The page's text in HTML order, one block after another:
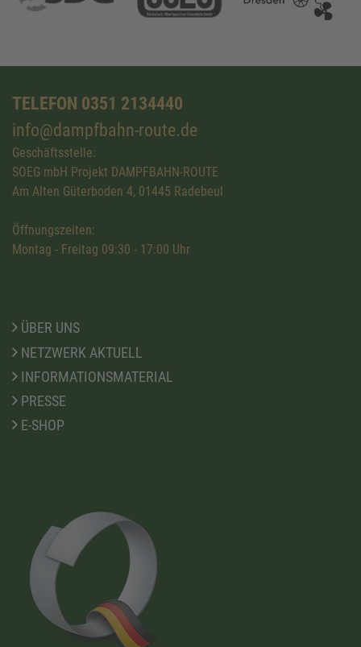
TELEFON 0351 2134440
info@dampfbahn-route.de
Geschäftsstelle:
SOEG mbH Projekt DAMPFBAHN-ROUTE
Am Alten Güterboden 4, 01445 Radebeul
Öffnungszeiten:
Montag - Freitag 09:30 - 17:00 Uhr
ÜBER UNS
NETZWERK AKTUELL
INFORMATIONSMATERIAL
PRESSE
E-SHOP